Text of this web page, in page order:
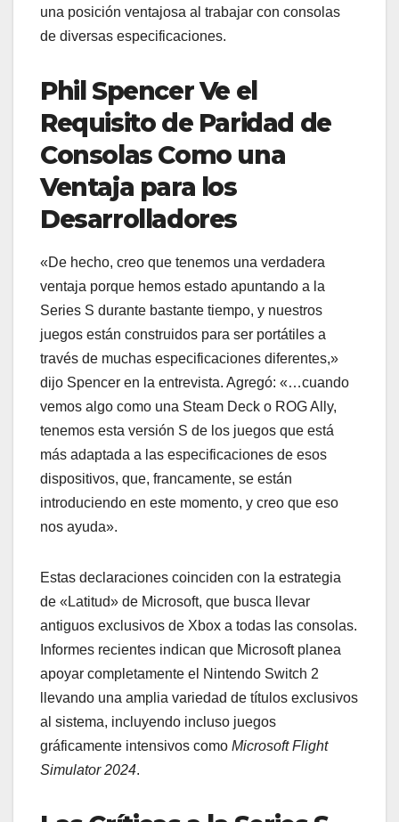
una posición ventajosa al trabajar con consolas
de diversas especificaciones.
Phil Spencer Ve el
Requisito de Paridad de
Consolas Como una
Ventaja para los
Desarrolladores
«De hecho, creo que tenemos una verdadera
ventaja porque hemos estado apuntando a la
Series S durante bastante tiempo, y nuestros
juegos están construidos para ser portátiles a
través de muchas especificaciones diferentes,»
dijo Spencer en la entrevista. Agregó: «…cuando
vemos algo como una Steam Deck o ROG Ally,
tenemos esta versión S de los juegos que está
más adaptada a las especificaciones de esos
dispositivos, que, francamente, se están
introduciendo en este momento, y creo que eso
nos ayuda».
Estas declaraciones coinciden con la estrategia
de «Latitud» de Microsoft, que busca llevar
antiguos exclusivos de Xbox a todas las consolas.
Informes recientes indican que Microsoft planea
apoyar completamente el Nintendo Switch 2
llevando una amplia variedad de títulos exclusivos
al sistema, incluyendo incluso juegos
gráficamente intensivos como Microsoft Flight
Simulator 2024.